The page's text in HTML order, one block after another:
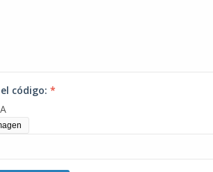
código: *